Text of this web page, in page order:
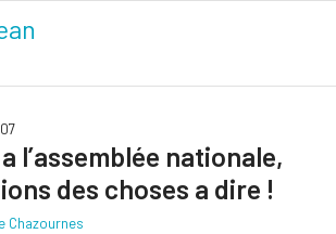
l’assemblée nationale,
des choses a dire !
Chazournes